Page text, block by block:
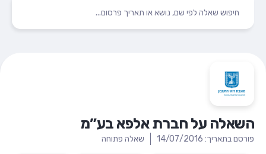
השאלה על חברת אלפא בע”מ
פורסם בתאריך: 14/07/2016 שאלה פתוחה